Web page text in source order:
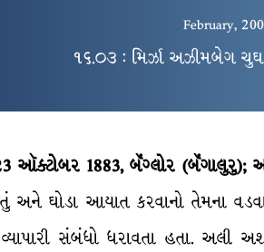
February,
૧૬.૦૩ : મિર્ઝા અઝીમબેગ
ઑક્ટોબર 1883, બૅંગ્લોર (બૅંગાલુરુ);
અને ઘોડા આયાત કરવાનો તેમના
સંબંધો ધરાવતા હતા. અલી